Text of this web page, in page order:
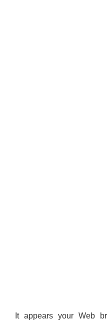
It appears your Web